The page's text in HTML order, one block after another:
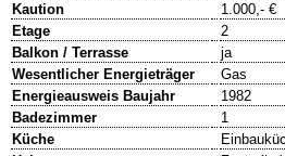
Kaution
1.000,- €
Etage
2
Balkon / Terrasse
ja
Wesentlicher Energieträger
Gas
Energieausweis Baujahr
1982
Badezimmer
1
Küche